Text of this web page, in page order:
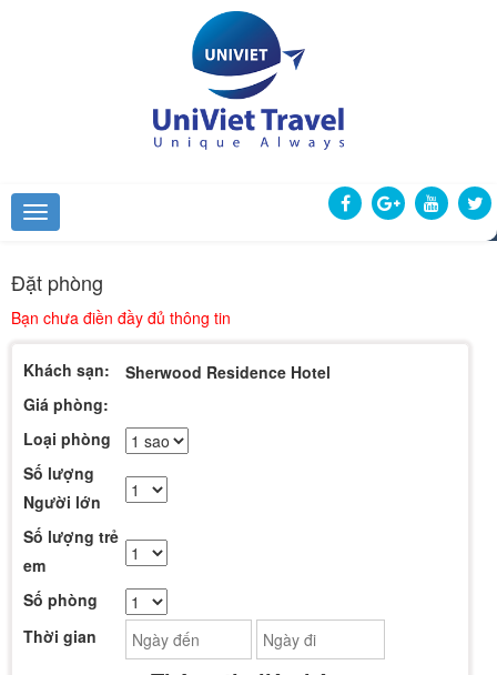
Đặt phòng
Bạn chưa điền đầy đủ thông tin
Khách sạn:
Sherwood Residence Hotel
Giá phòng:
Loại phòng
Số lượng
Người lớn
Số lượng trẻ
em
Số phòng
Thời gian